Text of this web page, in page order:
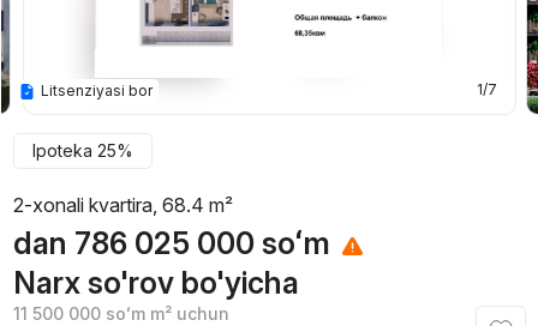
1/7
Litsenziyasi bor
Ipoteka 25%
2-xonali kvartira, 68.4 m²
dan 786 025 000 soʻm
Narx so'rov bo'yicha
11 500 000 soʻmm² uchun